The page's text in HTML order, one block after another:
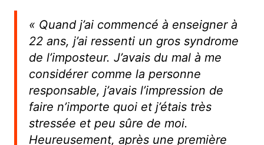
« Quand j’ai commencé à enseigner à
22 ans, j’ai ressenti un gros syndrome
de l’imposteur. J’avais du mal à me
considérer comme la personne
responsable, j’avais l’impression de
faire n’importe quoi et j’étais très
stressée et peu sûre de moi.
Heureusement, après une première